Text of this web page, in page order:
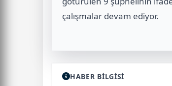
çalışmalar devam ediyor.
HABER BİLGİSİ